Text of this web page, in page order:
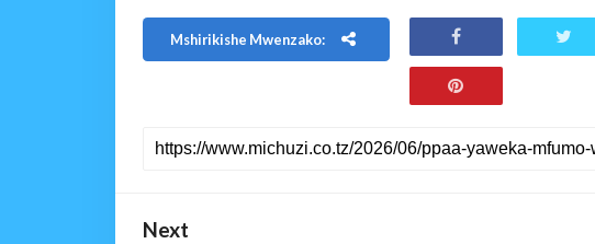
Mshirikishe Mwenzako:
Next